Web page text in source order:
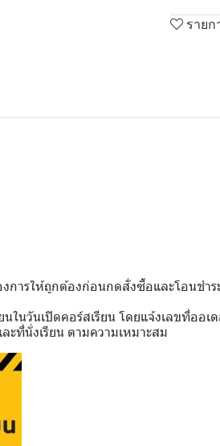
รายก
การให้ถูกต้องก่อนกดสั่งซื้อและโอนชำร
นในวันเปิดคอร์สเรียน โดยแจ้งเลขที่ออ
ะที่นั่งเรียน ตามความเหมาะสม